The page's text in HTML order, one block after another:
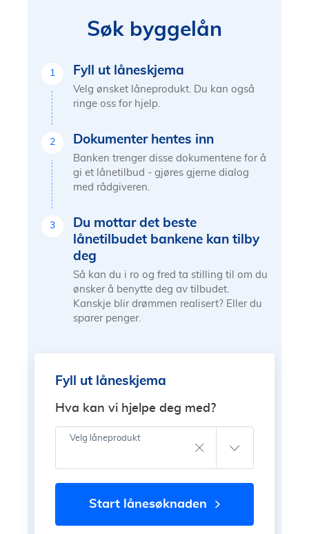
byggeprosessen, etter kontroller fra fagkyndige. I
tillegg er det en provisjon på innvilget
Søk byggelån
1 Fyll ut låneskjema
Velg ønsket låneprodukt. Du kan også
ringe oss for hjelp.
2 Dokumenter hentes inn
Banken trenger disse dokumentene for å
gi et lånetilbud - gjøres gjerne dialog
med rådgiveren.
3
Du mottar det beste
lånetilbudet bankene kan tilby
deg
Så kan du i ro og fred ta stilling til om du
ønsker å benytte deg av tilbudet.
Kanskje blir drømmen realisert? Eller du
sparer penger.
Fyll ut låneskjema
Hva kan vi hjelpe deg med?
Velg låneprodukt
start lånesøknaden